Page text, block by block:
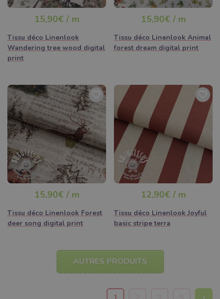
15,90€ / m
Tissu déco Linenlook
Wandering tree wood digital
print
15,90€ / m
Tissu déco Linenlook Animal
forest dream digital print
15,90€ / m
Tissu déco Linenlook Forest
deer song digital print
12,90€ / m
Tissu déco Linenlook Joyful
basic stripe terra
AUTRES PRODUITS